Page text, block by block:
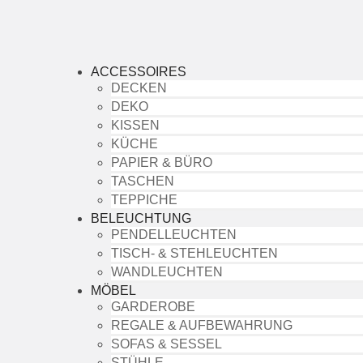
ACCESSOIRES
DECKEN
DEKO
KISSEN
KÜCHE
PAPIER & BÜRO
TASCHEN
TEPPICHE
BELEUCHTUNG
PENDELLEUCHTEN
TISCH- & STEHLEUCHTEN
WANDLEUCHTEN
MÖBEL
GARDEROBE
REGALE & AUFBEWAHRUNG
SOFAS & SESSEL